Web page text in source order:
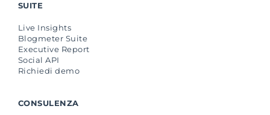
SUITE
Live Insights
Blogmeter Suite
Executive Report
Social API
Richiedi demo
CONSULENZA